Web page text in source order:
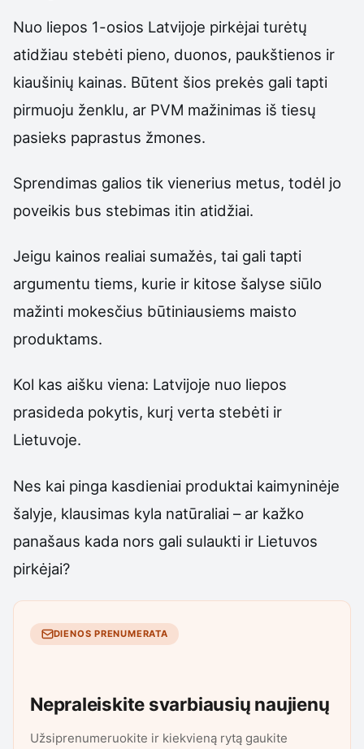
Nuo liepos 1-osios Latvijoje pirkėjai turėtų
atidžiau stebėti pieno, duonos, paukštienos ir
kiaušinių kainas. Būtent šios prekės gali tapti
pirmuoju ženklu, ar PVM mažinimas iš tiesų
pasieks paprastus žmones.
Sprendimas galios tik vienerius metus, todėl jo
poveikis bus stebimas itin atidžiai.
Jeigu kainos realiai sumažės, tai gali tapti
argumentu tiems, kurie ir kitose šalyse siūlo
mažinti mokesčius būtiniausiems maisto
produktams.
Kol kas aišku viena: Latvijoje nuo liepos
prasideda pokytis, kurį verta stebėti ir
Lietuvoje.
Nes kai pinga kasdieniai produktai kaimyninėje
šalyje, klausimas kyla natūraliai – ar kažko
panašaus kada nors gali sulaukti ir Lietuvos
pirkėjai?
DIENOS PRENUMERATA
Nepraleiskite svarbiausių naujienų
Užsiprenumeruokite ir kiekvieną rytą gaukite